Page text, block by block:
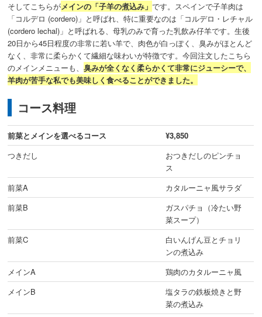
そしてこちらがメインの「子羊の煮込み」です。スペインで子羊肉は
「コルデロ (cordero)」と呼ばれ、特に重要なのは「コルデロ・レチャル
(cordero lechal)」と呼ばれる、母乳のみで育った乳飲み仔羊です。生後
20日から45日程度の非常に若い羊で、肉色が白っぽく、臭みがほとんど
なく、非常に柔らかくて繊細な味わいが特徴です。今回注文したこちら
のメインメニューも、臭みが全くなく柔らかくて非常にジューシーで、
羊肉が苦手な私でも美味しく食べることができました。
コース料理
前菜とメインを選べるコース
¥3,850
つきだし
おつきだしのピンチョ
ス
前菜A
カタルーニャ風サラダ
前菜B
ガスパチョ（冷たい野
菜スープ）
前菜C
白いんげん豆とチョリ
ンの煮込み
メインA
鶏肉のカタルーニャ風
メインB
塩タラの鉄板焼きと野
菜の煮込み